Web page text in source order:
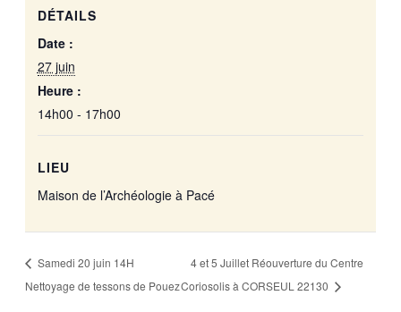
DÉTAILS
Date :
27 juin
Heure :
14h00 - 17h00
LIEU
Maison de l’Archéologie à Pacé
Samedi 20 juin 14H
Nettoyage de tessons de Pouez
4 et 5 Juillet Réouverture du Centre
Coriosolis à CORSEUL 22130